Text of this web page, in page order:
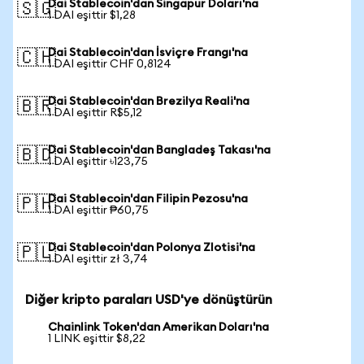
🇸🇬Dai Stablecoin'dan Singapur Doları'na
1 DAI eşittir $1,28
🇨🇭Dai Stablecoin'dan İsviçre Frangı'na
1 DAI eşittir CHF 0,8124
🇧🇷Dai Stablecoin'dan Brezilya Reali'na
1 DAI eşittir R$5,12
🇧🇩Dai Stablecoin'dan Bangladeş Takası'na
1 DAI eşittir ৳123,75
🇵🇭Dai Stablecoin'dan Filipin Pezosu'na
1 DAI eşittir ₱60,75
🇵🇱Dai Stablecoin'dan Polonya Zlotisi'na
1 DAI eşittir zł 3,74
Diğer kripto paraları USD'ye dönüştürün
Chainlink Token'dan Amerikan Doları'na
1 LINK eşittir $8,22